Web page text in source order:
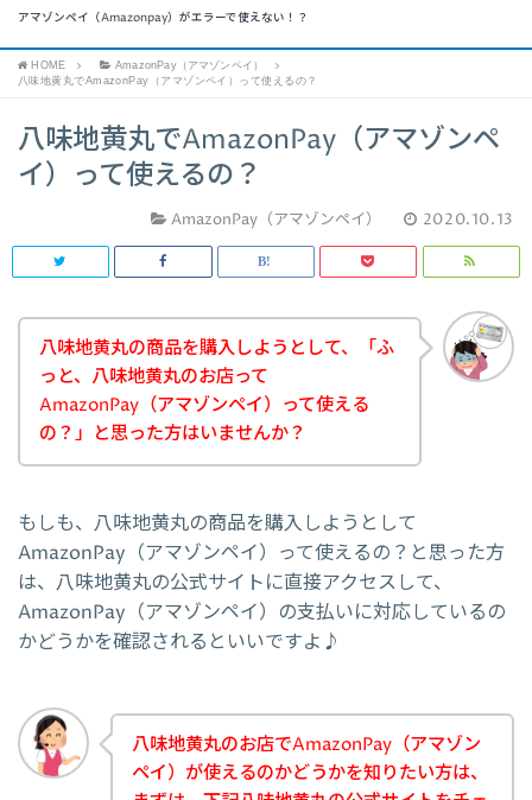
アマゾンペイ（Amazonpay）がエラーで使えない！？
HOME
AmazonPay（アマゾンペイ）
八味地黄丸でAmazonPay（アマゾンペイ）って使えるの？
八味地黄丸でAmazonPay（アマゾンペ
イ）って使えるの？
AmazonPay（アマゾンペイ） 2020.10.13
八味地黄丸の商品を購入しようとして、「ふ
っと、八味地黄丸のお店って
AmazonPay（アマゾンペイ）って使える
の？」と思った方はいませんか？
もしも、八味地黄丸の商品を購入しようとして
AmazonPay（アマゾンペイ）って使えるの？と思った方
は、八味地黄丸の公式サイトに直接アクセスして、
AmazonPay（アマゾンペイ）の支払いに対応しているの
かどうかを確認されるといいですよ♪
八味地黄丸のお店でAmazonPay（アマゾン
ペイ）が使えるのかどうかを知りたい方は、